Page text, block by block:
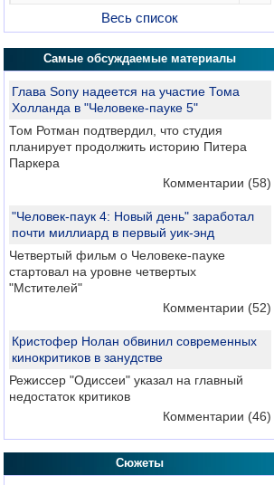
Весь список
Самые обсуждаемые материалы
Глава Sony надеется на участие Тома
Холланда в "Человеке-пауке 5"
Том Ротман подтвердил, что студия
планирует продолжить историю Питера
Паркера
Комментарии (58)
"Человек-паук 4: Новый день" заработал
почти миллиард в первый уик-энд
Четвертый фильм о Человеке-пауке
стартовал на уровне четвертых
"Мстителей"
Комментарии (52)
Кристофер Нолан обвинил современных
кинокритиков в занудстве
Режиссер "Одиссеи" указал на главный
недостаток критиков
Комментарии (46)
Сюжеты